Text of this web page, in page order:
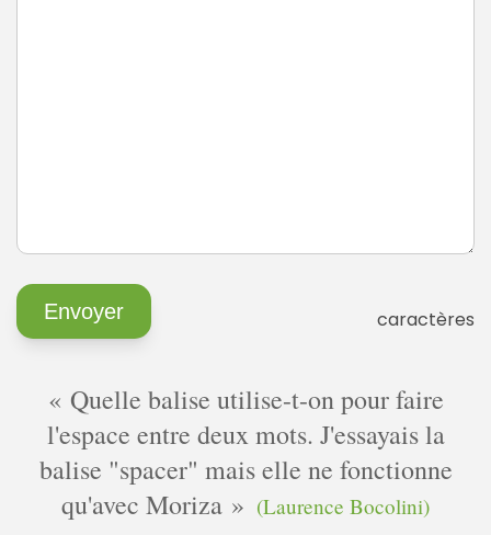
caractères
Quelle balise utilise-t-on pour faire
l'espace entre deux mots. J'essayais la
balise "spacer" mais elle ne fonctionne
qu'avec Moriza
(Laurence Bocolini)